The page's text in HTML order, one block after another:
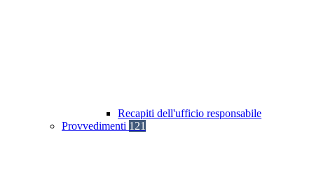
Recapiti dell'ufficio responsabile
Provvedimenti 121